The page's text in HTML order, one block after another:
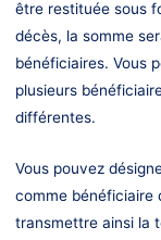
être restituée sous
décès, la somme
bénéficiaires. Vous
plusieurs
différentes.
Vous pouvez
comme bénéficiaire
transmettre ainsi la